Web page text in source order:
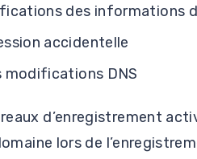
des informations
accidentelle
modifications DNS
d’enregistrement
lors de